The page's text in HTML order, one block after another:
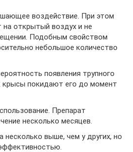
воздействие. При этом
открытый воздух и не
Подобным свойством
небольшое количество
появления трупного
крысы покидают его до момент
Препарат
несколько месяцев.
несколько выше, чем у других, но